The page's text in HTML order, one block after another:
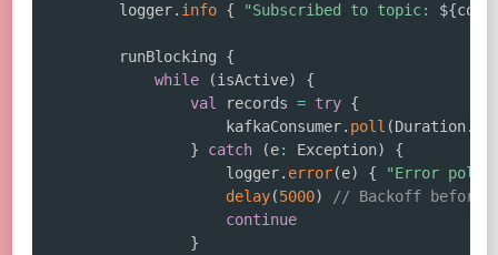
        logger
. info { "Subscribed to topic: ${
        runBlocking
{
while
(isActive)
{
val
records = try {
                    kafkaConsumer
. poll (Duration.
}
catch (e: Exception)
{
                    logger
. error(e) {
"Error
delay(5000)
// Backoff before
continue
}